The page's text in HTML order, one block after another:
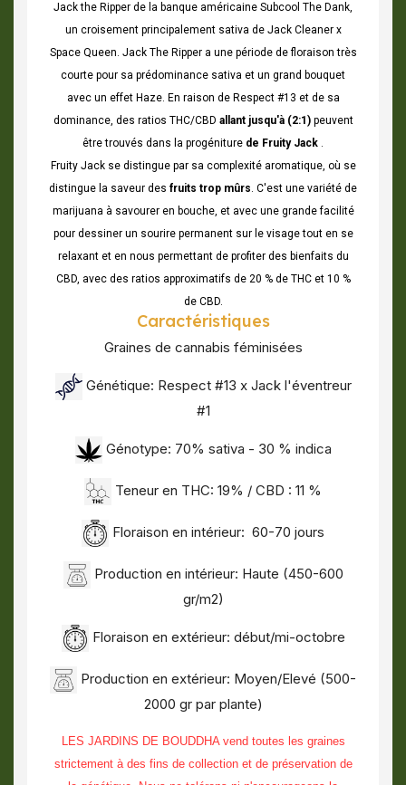
Jack the Ripper de la banque américaine Subcool The Dank,
un croisement principalement sativa de Jack Cleaner x
Space Queen. Jack The Ripper a une période de floraison très
courte pour sa prédominance sativa et un grand bouquet
avec un effet Haze. En raison de Respect #13 et de sa
dominance, des ratios THC/CBD allant jusqu'à (2:1) peuvent
être trouvés dans la progéniture de Fruity Jack .
Fruity Jack se distingue par sa complexité aromatique, où se
distingue la saveur des fruits trop mûrs. C'est une variété de
marijuana à savourer en bouche, et avec une grande facilité
pour dessiner un sourire permanent sur le visage tout en se
relaxant et en nous permettant de profiter des bienfaits du
CBD, avec des ratios approximatifs de 20 % de THC et 10 %
de CBD.
Caractéristiques
Graines de cannabis féminisées
Génétique: Respect #13 x Jack l'éventreur
#1
Génotype: 70% sativa - 30 % indica
Teneur en THC: 19% / CBD : 11 %
Floraison en intérieur: 60-70 jours
Production en intérieur: Haute (450-600
gr/m2)
Floraison en extérieur: début/mi-octobre
Production en extérieur: Moyen/Elevé (500-
2000 gr par plante)
LES JARDINS DE BOUDDHA vend toutes les graines
strictement à des fins de collection et de préservation de